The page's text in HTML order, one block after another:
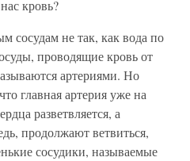
кровь?
сосудам не так, как вода по
проводящие кровь от
артериями. Но
главная артерия уже на
разветвляется, а
продолжают ветвиться,
сосудики, называемые